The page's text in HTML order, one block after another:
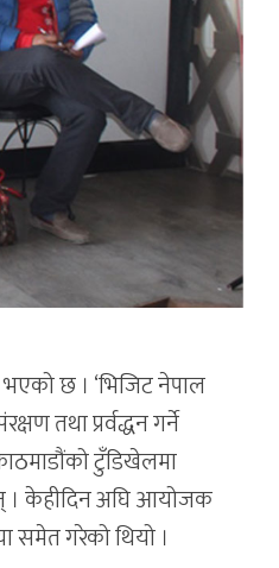
भएको छ । ‘भिजिट नेपाल
तथा प्रर्वद्धन गर्ने
टुँडिखेलमा
। केहीदिन अघि आयोजक
समेत गरेको थियो ।